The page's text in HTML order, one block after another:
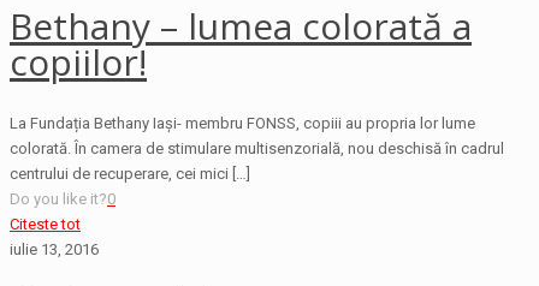
Bethany – lumea colorată a
copiilor!
La Fundația Bethany Iași- membru FONSS, copiii au propria lor lume
colorată. În camera de stimulare multisenzorială, nou deschisă în cadrul
centrului de recuperare, cei mici […]
Do you like it?0
Citeste tot
iulie 13, 2016